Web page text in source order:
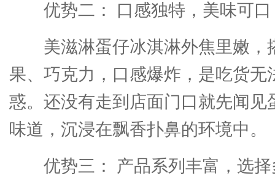
优势二： 口感独特，美味可口
美滋淋蛋仔冰淇淋外焦里嫩，
果、巧克力，口感爆炸，是吃货无
惑。还没有走到店面门口就先闻见
味道，沉浸在飘香扑鼻的环境中。
优势三： 产品系列丰富，选择